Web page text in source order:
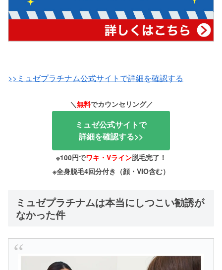
>>ミュゼプラチナム公式サイトで詳細を確認する
＼無料でカウンセリング／
ミュゼ公式サイトで
詳細を確認する>>
※100円でワキ・Vライン脱毛完了！
※全身脱毛4回分付き（顔・VIO含む）
ミュゼプラチナムは本当にしつこい勧誘が
なかった件